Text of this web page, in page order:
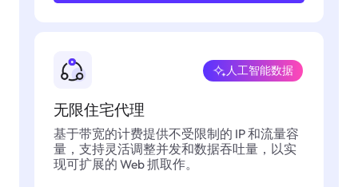
无限住宅代理
人工智能数据
基于带宽的计费提供不受限制的 IP 和流量容
量，支持灵活调整并发和数据吞吐量，以实
现可扩展的 Web 抓取作。